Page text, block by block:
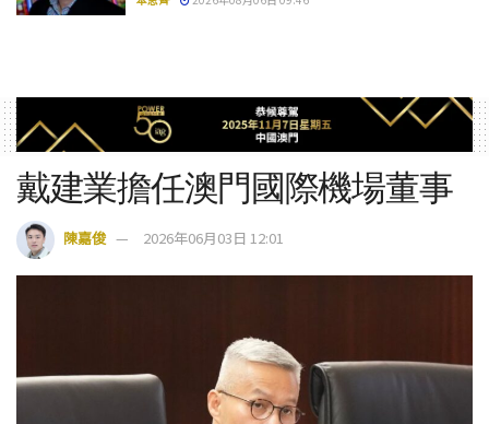
戴建業擔任澳門國際機場董事
陳嘉俊 2026年06月03日 12:01